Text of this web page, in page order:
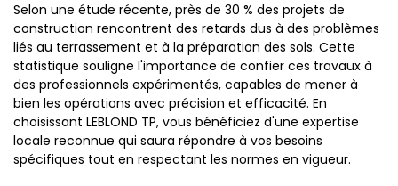
Selon une étude récente, près de 30 % des projets de
construction rencontrent des retards dus à des problèmes
liés au terrassement et à la préparation des sols. Cette
statistique souligne l'importance de confier ces travaux à
des professionnels expérimentés, capables de mener à
bien les opérations avec précision et efficacité. En
choisissant LEBLOND TP, vous bénéficiez d'une expertise
locale reconnue qui saura répondre à vos besoins
spécifiques tout en respectant les normes en vigueur.